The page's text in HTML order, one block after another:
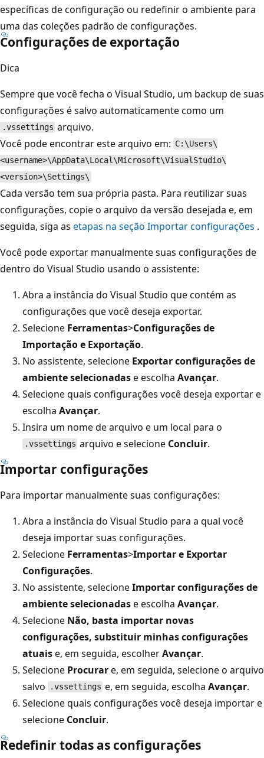
específicas de configuração ou redefinir o ambiente para
uma das coleções padrão de configurações.
Configurações de exportação
Dica
Sempre que você fecha o Visual Studio, um backup de suas
configurações é salvo automaticamente como um
.vssettings arquivo.
Você pode encontrar este arquivo em: C:\Users\
<username>\AppData\Local\Microsoft\VisualStudio\
<version>\Settings\
Cada versão tem sua própria pasta. Para reutilizar suas
configurações, copie o arquivo da versão desejada e, em
seguida, siga as etapas na seção Importar configurações .
Você pode exportar manualmente suas configurações de
dentro do Visual Studio usando o assistente:
Abra a instância do Visual Studio que contém as
configurações que você deseja exportar.
Selecione Ferramentas>Configurações de
Importação e Exportação.
No assistente, selecione Exportar configurações de
ambiente selecionadase escolha Avançar.
Selecione quais configurações você deseja exportar e
escolha Avançar.
Insira um nome de arquivo e um local para o
.vssettings arquivo e selecione Concluir.
Importar configurações
Para importar manualmente suas configurações:
Abra a instância do Visual Studio para a qual você
deseja importar suas configurações.
Selecione Ferramentas>Importar e Exportar
Configurações.
No assistente, selecioneImportar configurações de
ambiente selecionadase escolha Avançar.
Selecione Não, basta importar novas
configurações, substituir minhas configurações
atuaise, em seguida, escolherAvançar.
Selecione Procurare, em seguida, selecione o arquivo
salvo
.vssettings e, em seguida, escolhaAvançar.
Selecione quais configurações você deseja importar e
selecione Concluir.
Redefinir todas as configurações